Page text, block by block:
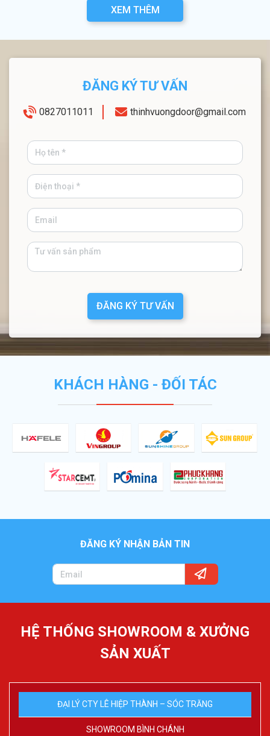
XEM THÊM
ĐĂNG KÝ TƯ VẤN
0827011011 thinhvuongdoor@gmail.com
ĐĂNG KÝ TƯ VẤN
KHÁCH HÀNG - ĐỐI TÁC
ĐĂNG KÝ NHẬN BẢN TIN
HỆ THỐNG SHOWROOM & XƯỞNG
SẢN XUẤT
ĐẠI LÝ CTY LÊ HIỆP THÀNH – SÓC TRĂNG
SHOWROOM BÌNH CHÁNH